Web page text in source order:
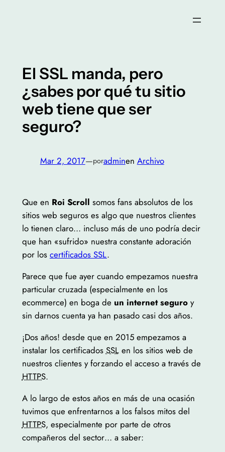
El SSL manda, pero
¿sabes por qué tu sitio
web tiene que ser
seguro?
Mar 2, 2017—poradminen Archivo
Que en Roi Scroll somos fans absolutos de los
sitios web seguros es algo que nuestros clientes
lo tienen claro… incluso más de uno podría decir
que han «sufrido» nuestra constante adoración
por los certificados SSL.
Parece que fue ayer cuando empezamos nuestra
particular cruzada (especialmente en los
ecommerce) en boga de un internet seguroy
sin darnos cuenta ya han pasado casi dos años.
¡Dos años! desde que en 2015 empezamos a
instalar los certificados SSLen los sitios web de
nuestros clientes y forzando el acceso a través de
HTTPS.
A lo largo de estos años en más de una ocasión
tuvimos que enfrentarnos a los falsos mitos del
HTTPS, especialmente por parte de otros
compañeros del sector… a saber: